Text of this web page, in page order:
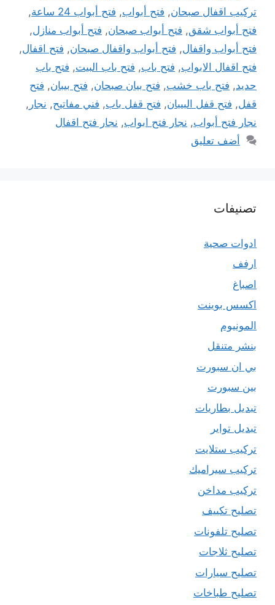
تركيب اقفال صبحان, فتح أبواب, فتح أبواب 24 ساعة
,
فتح أبواب شقق, فتح أبواب صبحان, فتح أبواب منازل,
فتح أبواب واقفال, فتح أبواب واقفال صبحان, فتح اقفال,
فتح اقفال الابواب, فتح باب, فتح باب البيت, فتح باب
حديد, فتح باب خشب, فتح بيان صبحان, فتح بيبان, فتح
قفل, فتح قفل البيبان, فتح قفل باب, فني مفاتيح, نجار ,
نجار فتح أبواب, نجار فتح ابواب, نجار فتح اقفال
أضف تعليق
تصنيفات
ادوات صحية
ارفف
اصباغ
اكسس بوينت
المونيوم
بنشر متنقل
بي ان سبورت
بين سبورت
تبديل بطاريات
تبديل تواير
تركيب ستلايت
تركيب سيراميك
تركيب مداخن
تصليح تكييف
تصليح تلفونات
تصليح ثلاجات
تصليح سيارات
تصليح طباخات